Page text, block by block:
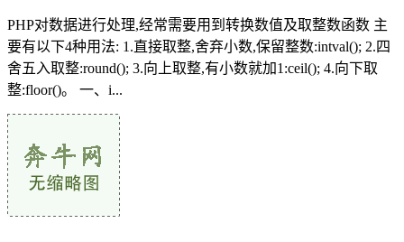
PHP对数据进行处理,经常需要用到转换数值及取整数函数 主
要有以下4种用法: 1.直接取整,舍弃小数,保留整数:intval(); 2.四
舍五入取整:round(); 3.向上取整,有小数就加1:ceil(); 4.向下取
整:floor()。 一、i...